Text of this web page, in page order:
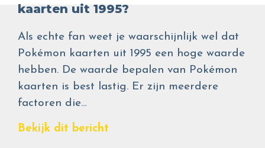
kaarten uit 1995?
Als echte fan weet je waarschijnlijk wel dat
Pokémon kaarten uit 1995 een hoge waarde
hebben. De waarde bepalen van Pokémon
kaarten is best lastig. Er zijn meerdere
factoren die…
Bekijk dit bericht